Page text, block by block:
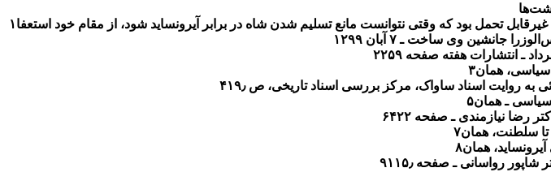
۱ـ فشار انگلیسی‌ها برای برکناری فرمانده روسی قزاق‌ها در ایران به حدی برای مشیرالدوله رئیس‌الوزرا غیرقابل تحمل بود که وقتی نتوانست مانع تسلیم شدن شاه در برابر آیرونساید شود، از مقام خود استعفا
جانشین وی ساخت ـ ۷ آبان ۱۲۹۹
ـ انتشارات هفته صفحه ۲۵۹
سیاسی، همان
به روایت اسناد ساواک، مرکز بررسی اسناد تاریخی، ص ۱۹٫
سیاسی ـ همان
رضا نیازمندی ـ صفحه ۴۲۲
تا سلطنت، همان
رواسانی ـ صفحه ۱۱۵٫